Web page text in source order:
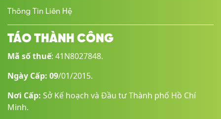
Thông Tin Liên Hệ
TÁO THÀNH CÔNG
Mã số thuế: 41N8027848.
Ngày Cấp: 09/01/2015.
Nơi Cấp: Sở Kế hoạch và Đầu tư Thành phố Hồ Chí
Minh.